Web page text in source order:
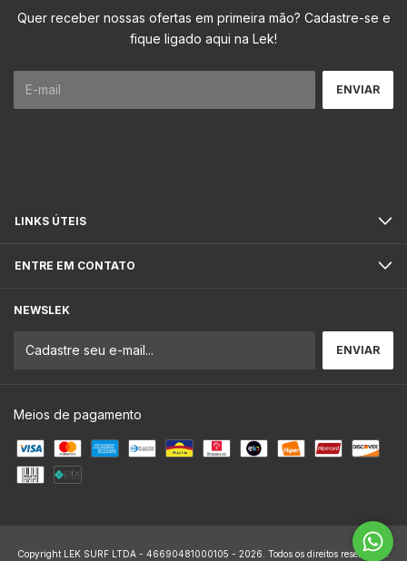
Quer receber nossas ofertas em primeira mão? Cadastre-se e
fique ligado aqui na Lek!
LINKS ÚTEIS
ENTRE EM CONTATO
NEWSLEK
Meios de pagamento
Copyright LEK SURF LTDA - 46690481000105 - 2026. Todos os direitos reservados.